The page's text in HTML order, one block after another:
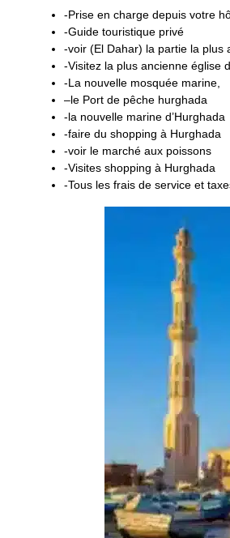
-Prise en charge depuis votre
-Guide touristique privé
-voir (El Dahar) la partie la plus
-Visitez la plus ancienne église
-La nouvelle mosquée marine,
–le Port de pêche hurghada
-la nouvelle marine d’Hurghada
-faire du shopping à Hurghada
-voir le marché aux poissons
-Visites shopping à Hurghada
-Tous les frais de service et